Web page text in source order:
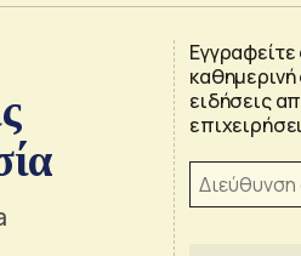
ειδήσεις